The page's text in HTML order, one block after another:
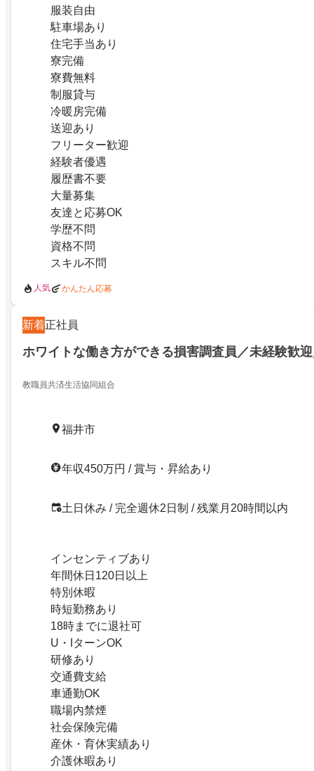
服装自由
駐車場あり
住宅手当あり
寮完備
寮費無料
制服貸与
冷暖房完備
送迎あり
フリーター歓迎
経験者優遇
履歴書不要
大量募集
友達と応募OK
学歴不問
資格不問
スキル不問
人気 かんたん応募
新着正社員
ホワイトな働き方ができる損害調査員／未経験歓
教職員共済生活協同組合
福井市
年収450万円 / 賞与・昇給あり
土日休み / 完全週休2日制 / 残業月20時間以内
インセンティブあり
年間休日120日以上
特別休暇
時短勤務あり
18時までに退社可
U・IターンOK
研修あり
交通費支給
車通勤OK
職場内禁煙
社会保険完備
産休・育休実績あり
介護休暇あり